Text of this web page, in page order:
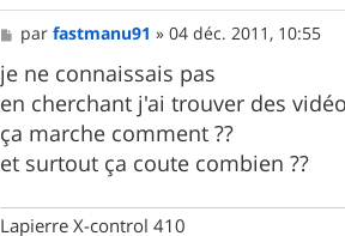
M
e
s
s
a
g
e
parfastmanu91 »04 déc. 2011, 10:55
je ne connaissais pas
en cherchant j'ai trouver des
ça marche comment ??
et surtout ça coute combien ??
Lapierre X-control 410